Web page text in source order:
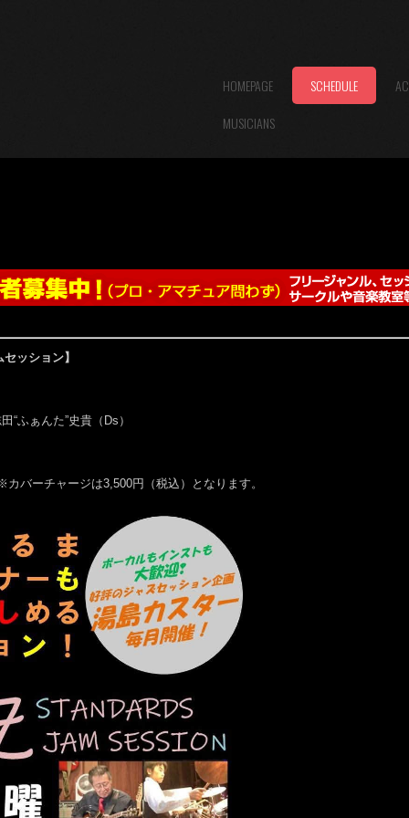
HOMEPAGE SCHEDULE
MUSICIANS
ッション】
“ふぁんた”史貴（Ds）
バーチャージは3,500円（税込）となります。